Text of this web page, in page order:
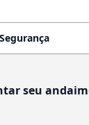
Segurança
seu